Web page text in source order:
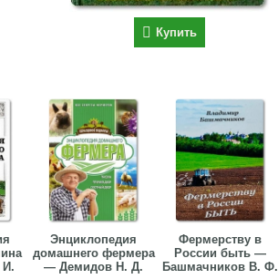
Купить
И.
Энциклопедия
домашнего фермера
— Демидов Н. Д.
Фермерству в
России быть —
Башмачников В. Ф.